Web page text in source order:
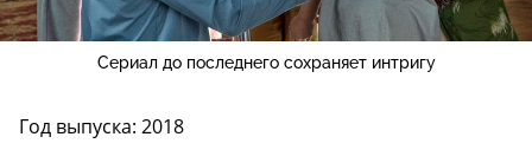
Сериал до последнего сохраняет интригу
Год выпуска: 2018